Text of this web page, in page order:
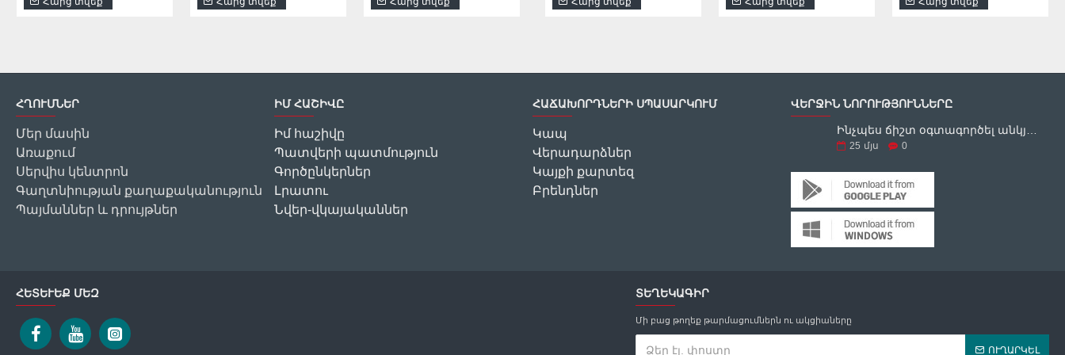
ՀՂՈՒՄՆԵՐ
Մեր մասին
Առաքում
Սերվիս կենտրոն
Գաղտնիության քաղաքականություն
Պայմաններ և դրույթներ
ԻՄ ՀԱՇԻՎԸ
Իմ հաշիվը
Պատվերի պատմություն
Գործընկերներ
Լրատու
Նվեր-վկայականներ
ՀԱՃԱԽՈՐԴՆԵՐԻ ՍՊԱՍԱՐԿՈՒՄ
Կապ
Վերադարձներ
Կայքի քարտեզ
Բրենդներ
ՎԵՐՋԻՆ ՆՈՐՈՒԹՅՈՒՆՆԵՐԸ
25 մյս 0
ՀԵՏԵՒԵՔ ՄԵԶ ՏԵՂԵԿԱԳԻՐ
Մի բաց թողեք թարմացումներն ու ակցիաները
ՈՒՂԱՐԿԵԼ